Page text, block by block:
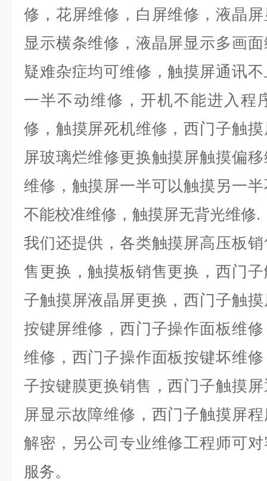
修，花屏维修，白屏维修，液晶
显示横条维修，液晶屏显示多画
疑难杂症均可维修，触摸屏通讯
一半不动维修，开机不能进入程
修，触摸屏死机维修，西门子触
屏玻璃烂维修更换触摸屏触摸偏
维修，触摸屏一半可以触摸另一
不能校准维修，触摸屏无背光维修.
我们还提供，各类触摸屏高压板
售更换，触摸板销售更换，西门
子触摸屏液晶屏更换，西门子触
按键屏维修，西门子操作面板维
维修，西门子操作面板按键坏维
子按键膜更换销售，西门子触摸
屏显示故障维修，西门子触摸屏
解密，另公司专业维修工程师可
服务。